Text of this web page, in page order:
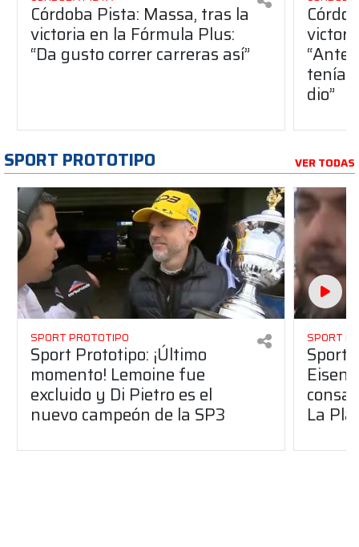
Córdoba Pista: Massa, tras la
victoria en la Fórmula Plus:
“Da gusto correr carreras así”
dio”
SPORT PROTOTIPO VER TODAS
SPORT PROTOTIPO
Sport Prototipo: ¡Último
momento! Lemoine fue
excluido y Di Pietro es el
nuevo campeón de la SP3
SPORT
Sport
La